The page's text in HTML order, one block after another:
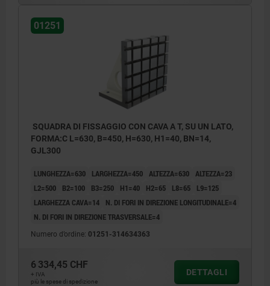
01251
SQUADRA DI FISSAGGIO CON CAVA A T, SU UN LATO,
FORMA:C L=630, B=450, H=630, H1=40, BN=14,
GJL300
LUNGHEZZA=630 LARGHEZZA=450 ALTEZZA=630 ALTEZZA=23
L2=500
B2=100 B3=250 H1=40 H2=65 L8=65
L9=125
LARGHEZZA CAVA=14
N. DI FORI IN DIREZIONE LONGITUDINALE=4
N. DI FORI IN DIREZIONE TRASVERSALE=4
Numero d’ordine: 01251-314634363
6 334,45 CHF
+ IVA
più le spese di spedizione
DETTAGLI